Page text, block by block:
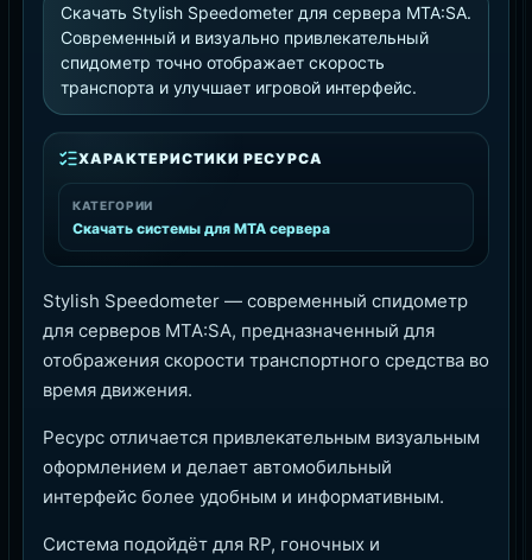
Скачать Stylish Speedometer для сервера MTA:SA.
Современный и визуально привлекательный
спидометр точно отображает скорость
транспорта и улучшает игровой интерфейс.
ХАРАКТЕРИСТИКИ РЕСУРСА
КАТЕГОРИИ
Скачать системы для MTA сервера
Stylish Speedometer — современный спидометр
для серверов MTA:SA, предназначенный для
отображения скорости транспортного средства во
время движения.
Ресурс отличается привлекательным визуальным
оформлением и делает автомобильный
интерфейс более удобным и информативным.
Система подойдёт для RP, гоночных и